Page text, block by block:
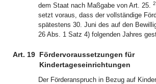
dem Staat nach Maßgabe von Art. 25. 2
setzt voraus, dass der vollständige
spätestens 30. Juni des auf den
26 Abs. 1 Satz 4) folgenden Jahres
Art. 19 Fördervoraussetzungen für
Kindertageseinrichtungen
Der Förderanspruch in Bezug auf